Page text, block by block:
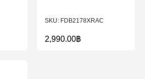
FDB2178XRAC
2,990.00฿